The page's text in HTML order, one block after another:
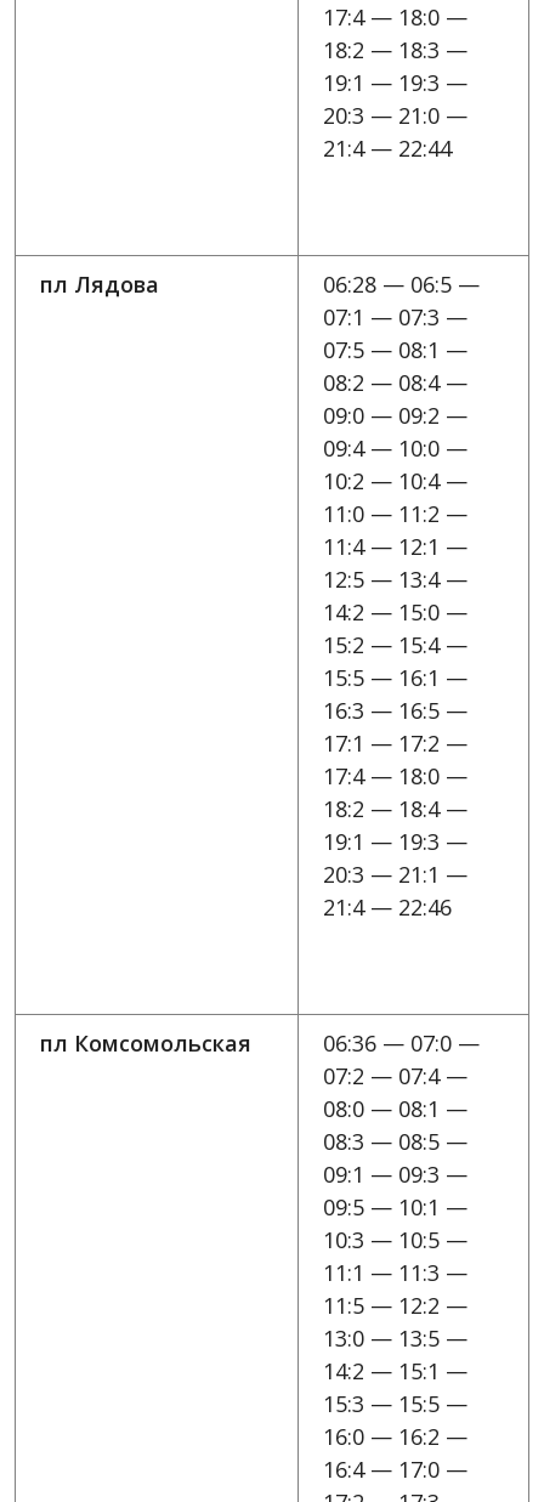
17:4 — 18:0 —
18:2 — 18:3 —
19:1 — 19:3 —
20:3 — 21:0 —
21:4 — 22:44
пл Лядова
06:28 — 06:5 —
07:1 — 07:3 —
07:5 — 08:1 —
08:2 — 08:4 —
09:0 — 09:2 —
09:4 — 10:0 —
10:2 — 10:4 —
11:0 — 11:2 —
11:4 — 12:1 —
12:5 — 13:4 —
14:2 — 15:0 —
15:2 — 15:4 —
15:5 — 16:1 —
16:3 — 16:5 —
17:1 — 17:2 —
17:4 — 18:0 —
18:2 — 18:4 —
19:1 — 19:3 —
20:3 — 21:1 —
21:4 — 22:46
пл Комсомольская
06:36 — 07:0 —
07:2 — 07:4 —
08:0 — 08:1 —
08:3 — 08:5 —
09:1 — 09:3 —
09:5 — 10:1 —
10:3 — 10:5 —
11:1 — 11:3 —
11:5 — 12:2 —
13:0 — 13:5 —
14:2 — 15:1 —
15:3 — 15:5 —
16:0 — 16:2 —
16:4 — 17:0 —